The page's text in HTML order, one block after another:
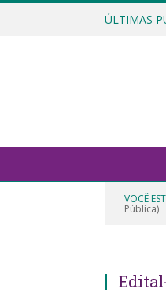
ÚLTIMAS
VOCÊ
Pública)